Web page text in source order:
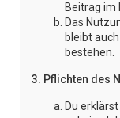
Beitrag im
Das
bleibt
bestehen.
3. Pflichten des
Du